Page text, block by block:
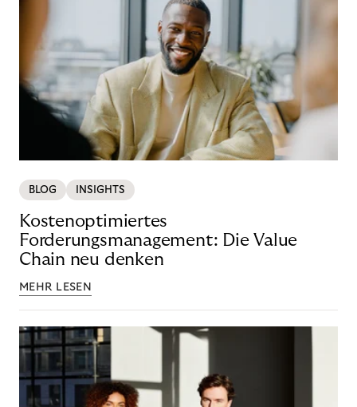
BLOG INSIGHTS
Kostenoptimiertes
Forderungsmanagement: Die Value
Chain neu denken
MEHR LESEN